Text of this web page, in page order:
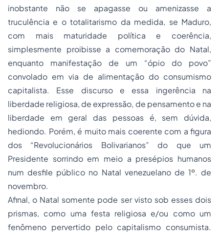
inobstante não se apagasse ou amenizasse a
truculência e o totalitarismo da medida, se Maduro,
com mais maturidade política e coerência,
simplesmente proibisse a comemoração do Natal,
enquanto manifestação de um “ópio do povo”
convolado em via de alimentação do consumismo
capitalista. Esse discurso e essa ingerência na
liberdade religiosa, de expressão, de pensamento e na
liberdade em geral das pessoas é, sem dúvida,
hediondo. Porém, é muito mais coerente com a figura
dos “Revolucionários Bolivarianos” do que um
Presidente sorrindo em meio a presépios humanos
num desfile público no Natal venezuelano de 1º. de
novembro.
Afinal, o Natal somente pode ser visto sob esses dois
prismas, como uma festa religiosa e/ou como um
fenômeno pervertido pelo capitalismo consumista.